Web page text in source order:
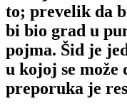
to; prevelik da
bi bio grad u
pojma. Šid je
u kojoj se može
preporuka je